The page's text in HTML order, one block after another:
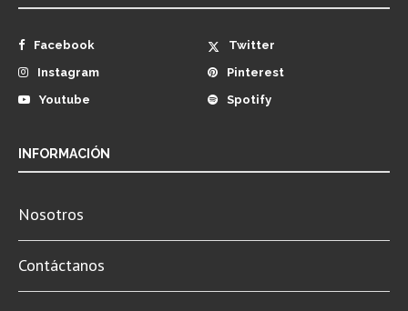
Facebook
Twitter
Instagram
Pinterest
Youtube
Spotify
INFORMACIÓN
Nosotros
Contáctanos